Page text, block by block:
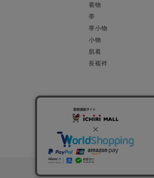
着物
帯
帯小物
小物
肌着
長襦袢